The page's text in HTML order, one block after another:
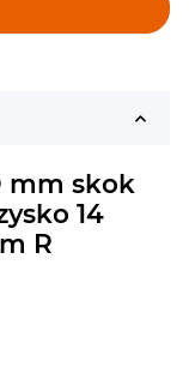
mm skok
14
R